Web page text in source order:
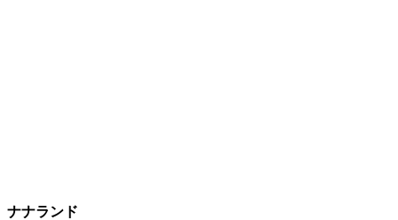
ナナランド